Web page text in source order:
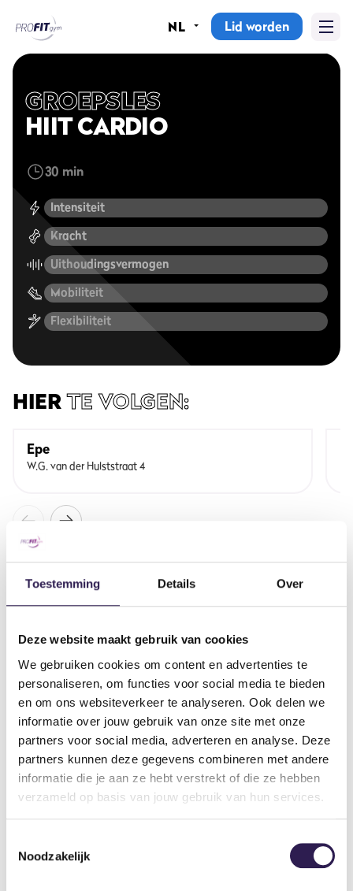
Toestemming Details Over
Deze website maakt gebruik van cookies
We gebruiken cookies om content en advertenties te
personaliseren, om functies voor social media te bieden
en om ons websiteverkeer te analyseren. Ook delen we
informatie over jouw gebruik van onze site met onze
partners voor social media, adverteren en analyse. Deze
partners kunnen deze gegevens combineren met andere
informatie die je aan ze hebt verstrekt of die ze hebben
verzameld op basis van jouw gebruik van hun services.
Noodzakelijk
Abonnementen
Lesrooster
Alle groepslessen
Waarom ProFit Gym
NL Lid worden
GROEPSLES
HIIT CARDIO
30 min
Intensiteit
Kracht
Uithoudingsvermogen
Mobiliteit
Flexibiliteit
HIERTE VOLGEN:
Epe
W.G. van der Hulststraat 4
OOKALL-IN FITNESS?
Sportscholen